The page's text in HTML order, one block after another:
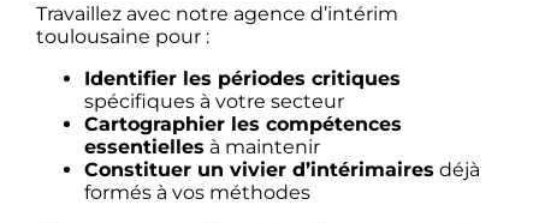
Travaillez avec notre agence d’intérim
toulousaine pour :
Identifier les périodes critiques
spécifiques à votre secteur
Cartographier les compétences
essentielles à maintenir
Constituer un vivier d’intérimaires déjà
formés à vos méthodes